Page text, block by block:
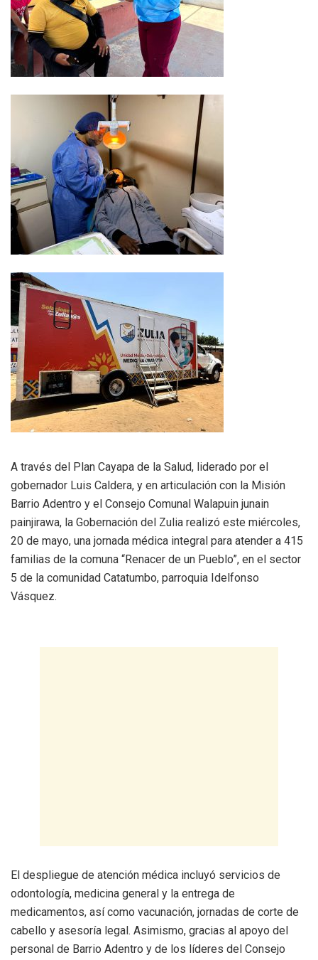
A través del Plan Cayapa de la Salud, liderado por el
gobernador Luis Caldera, y en articulación con la Misión
Barrio Adentro y el Consejo Comunal Walapuin junain
painjirawa, la Gobernación del Zulia realizó este miércoles,
20 de mayo, una jornada médica integral para atender a 415
familias de la comuna “Renacer de un Pueblo”, en el sector
5 de la comunidad Catatumbo, parroquia Idelfonso
Vásquez.
El despliegue de atención médica incluyó servicios de
odontología, medicina general y la entrega de
medicamentos, así como vacunación, jornadas de corte de
cabello y asesoría legal. Asimismo, gracias al apoyo del
personal de Barrio Adentro y de los líderes del Consejo